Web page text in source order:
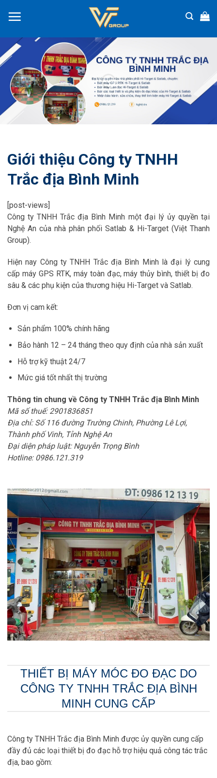
đến
dung
Giới thiệu Công ty TNHH
Trắc địa Bình Minh
[post-views]
Công ty TNHH Trắc địa Bình Minh một đại lý ủy quyền tại
Nghệ An của nhà phân phối Satlab & Hi-Target (Việt Thanh
Group).
Hiện nay Công ty TNHH Trắc địa Bình Minh là đại lý cung
cấp máy GPS RTK, máy toàn đạc, máy thủy bình, thiết bị đo
sâu & các phụ kiện của thương hiệu Hi-Target và Satlab.
Đơn vị cam kết:
Sản phẩm 100% chính hãng
Bảo hành 12 – 24 tháng theo quy định của nhà sản xuất
Hỗ trợ kỹ thuật 24/7
Mức giá tốt nhất thị trường
Thông tin chung về Công ty TNHH Trắc địa Bình Minh
Mã số thuế: 2901836851
Địa chỉ: Số 116 đường Trường Chinh, Phường Lê Lợi,
Thành phố Vinh, Tỉnh Nghệ An
Đại diện pháp luật: Nguyễn Trọng Bình
Hotline: 0986.121.319
THIẾT BỊ MÁY MÓC ĐO ĐẠC DO
CÔNG TY TNHH TRẮC ĐỊA BÌNH
MINH CUNG CẤP
Công ty TNHH Trắc địa Bình Minh được ủy quyền cung cấp
đầy đủ các loại thiết bị đo đạc hỗ trợ hiệu quả công tác trắc
địa, bao gồm: